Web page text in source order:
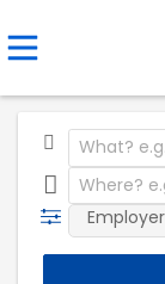
Employer